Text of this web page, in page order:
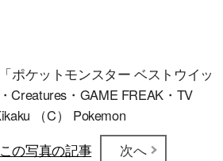
ポケットモンスター ベストウイッ
Creatures・GAME FREAK・TV
（C） Pokemon
この写真の記事 次へ